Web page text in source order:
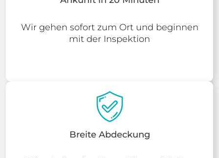
Wir gehen sofort zum Ort und beginnen
mit der Inspektion
Breite Abdeckung